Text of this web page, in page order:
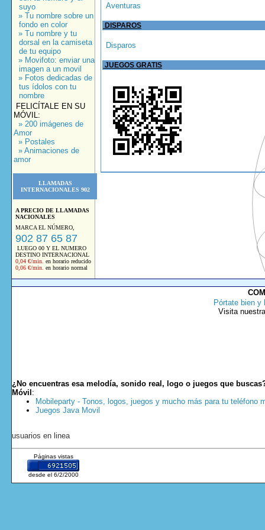
suyo
» Tu nombre sobre un
fondo en color
» Tu nombre y tu
dorsal en la camiseta
de tu equipo
» Movifoto: enviar una
imagen a un movil
» Fotos dedicadas de
tus ídolos con tu
nombre
FELICÍTALE EN SU
MÓVIL:
» 200 imágenes de
Amor
» Postales
» Animaciones de
amor
LLAMADAS
INTERNACIONALES 902
A PRECIO DE LLAMADAS
NACIONALES
MARCA EL NÚMERO,
902 87 65 87
LUEGO 00 Y EL NUMERO
DESTINO INTERNACIONAL
0,04 €/min. en horario reducido
0,06 €/min. en horario normal
Aventuras
DISPAROS
Disparos
JUEGOS GRATIS
Pórtate bien y
Visita
¿No encuentras esa melodía, sonido real, logo o juegos que
Móvil :
Mobileparty - Tonos, logos, juegos y mucho más para tu teléfono
Juegos Java Movil
usuarios en linea
Páginas vistas
desde el 6/2/2000